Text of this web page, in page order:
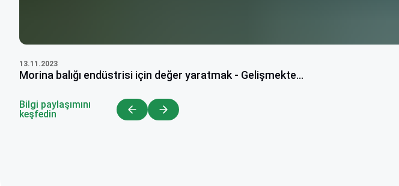
13.11.2023
Morina balığı endüstrisi için değer yaratmak - Gelişmekte...
Bilgi paylaşımını
keşfedin